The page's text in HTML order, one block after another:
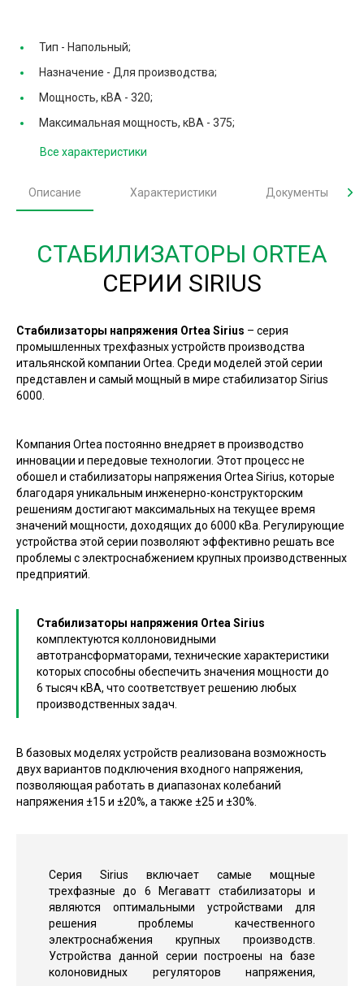
Тип - Напольный;
Назначение - Для производства;
Мощность, кВА - 320;
Максимальная мощность, кВА - 375;
Все характеристики
Описание Характеристики Документы
СТАБИЛИЗАТОРЫ ORTEA
СЕРИИ SIRIUS
Стабилизаторы напряжения Ortea Sirius – серия
промышленных трехфазных устройств производства
итальянской компании Ortea. Среди моделей этой серии
представлен и самый мощный в мире стабилизатор Sirius
6000.
Компания Ortea постоянно внедряет в производство
инновации и передовые технологии. Этот процесс не
обошел и стабилизаторы напряжения Ortea Sirius, которые
благодаря уникальным инженерно-конструкторским
решениям достигают максимальных на текущее время
значений мощности, доходящих до 6000 кВа. Регулирующие
устройства этой серии позволяют эффективно решать все
проблемы с электроснабжением крупных производственных
предприятий.
Стабилизаторы напряжения Ortea Sirius
комплектуются коллоновидными
автотрансформаторами, технические характеристики
которых способны обеспечить значения мощности до
6 тысяч кВА, что соответствует решению любых
производственных задач.
В базовых моделях устройств реализована возможность
двух вариантов подключения входного напряжения,
позволяющая работать в диапазонах колебаний
напряжения ±15 и ±20%, а также ±25 и ±30%.
Серия Sirius включает самые мощные
трехфазные до 6 Мегаватт стабилизаторы и
являются оптимальными устройствами для
решения проблемы качественного
электроснабжения крупных производств.
Устройства данной серии построены на базе
колоновидных регуляторов напряжения,